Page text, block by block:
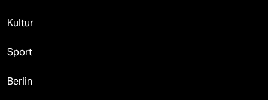
Kultur
Sport
Berlin